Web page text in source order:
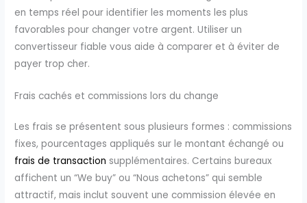
en temps réel pour identifier les moments les plus
favorables pour changer votre argent. Utiliser un
convertisseur fiable vous aide à comparer et à éviter de
payer trop cher.
Frais cachés et commissions lors du change
Les frais se présentent sous plusieurs formes : commissions
fixes, pourcentages appliqués sur le montant échangé ou
frais de transaction supplémentaires. Certains bureaux
affichent un “We buy” ou “Nous achetons” qui semble
attractif, mais inclut souvent une commission élevée en